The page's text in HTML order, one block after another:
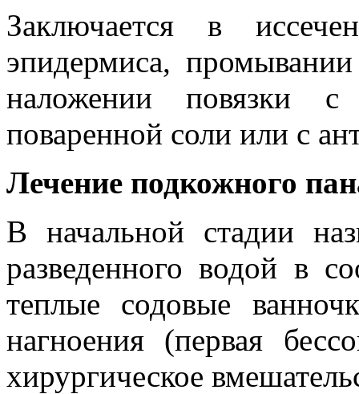
Заключается в
эпидермиса,
наложении повязки с
поваренной соли или с
Лечение подкожного
В начальной стадии
разведенного водой в
теплые содовые
нагноения (первая
хирургическое